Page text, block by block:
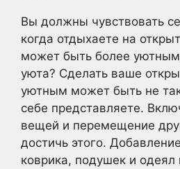
Вы должны чувствовать
когда отдыхаете на
может быть более
уюта? Сделать ваше
уютным может быть не
себе представляете.
вещей и перемещение
достичь этого.
коврика, подушек и одеял